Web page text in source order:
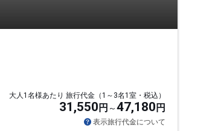
大人1名様あたり 旅行代金（1～3名1室・税込）
31,550 円 47,180 円
表示旅行代金について